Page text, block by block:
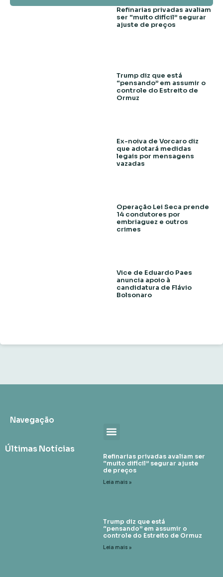
Refinarias privadas avaliam
ser “muito difícil” segurar
ajuste de preços
Trump diz que está
“pensando” em assumir o
controle do Estreito de
Ormuz
Ex-noiva de Vorcaro diz
que adotará medidas
legais por mensagens
vazadas
Operação Lei Seca prende
14 condutores por
embriaguez e outros
crimes
Vice de Eduardo Paes
anuncia apoio à
candidatura de Flávio
Bolsonaro
Navegação
Últimas Notícias
Refinarias privadas avaliam ser
“muito difícil” segurar ajuste
de preços
Leia mais »
Trump diz que está
“pensando” em assumir o
controle do Estreito de Ormuz
Leia mais »